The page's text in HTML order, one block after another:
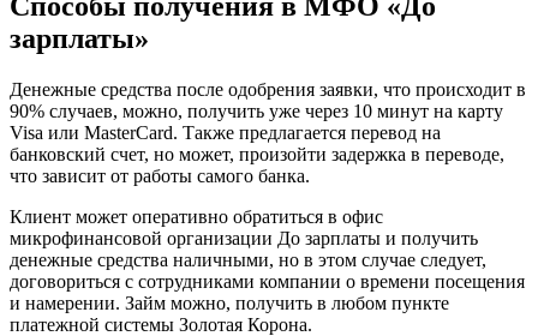
зарплаты»
Денежные средства после одобрения заявки, что происходит в
90% случаев, можно, получить уже через 10 минут на карту
Visa или MasterCard. Также предлагается перевод на
банковский счет, но может, произойти задержка в переводе,
что зависит от работы самого банка.
Клиент может оперативно обратиться в офис
микрофинансовой организации До зарплаты и получить
денежные средства наличными, но в этом случае следует,
договориться с сотрудниками компании о времени посещения
и намерении. Займ можно, получить в любом пункте
платежной системы Золотая Корона.